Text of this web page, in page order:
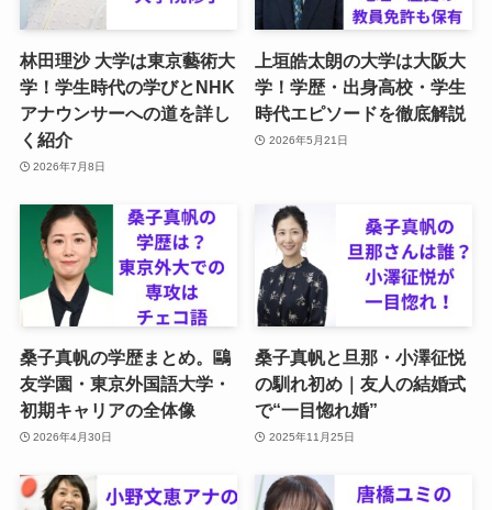
林田理沙 大学は東京藝術大
学！学生時代の学びとNHK
アナウンサーへの道を詳し
く紹介
2026年7月8日
上垣皓太朗の大学は大阪大
学！学歴・出身高校・学生
時代エピソードを徹底解説
2026年5月21日
桑子真帆の学歴まとめ。鷗
友学園・東京外国語大学・
初期キャリアの全体像
2026年4月30日
桑子真帆と旦那・小澤征悦
の馴れ初め｜友人の結婚式
で“一目惚れ婚”
2025年11月25日